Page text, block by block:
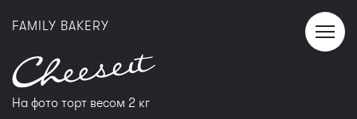
FAMILY BAKERY
На фото торт весом 2 кг